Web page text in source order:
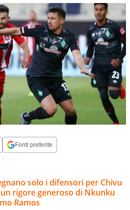
Fonti preferite
solo i difensori per Chivu
rigore generoso di Nkunku
Ramos